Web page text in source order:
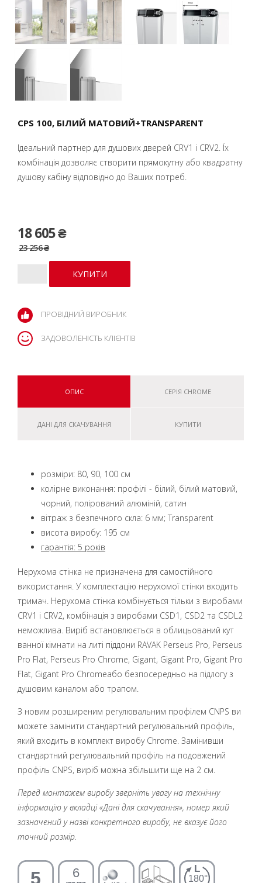
CPS 100, БІЛИЙ МАТОВИЙ+TRANSPARENT
Ідеальний партнер для душових дверей CRV1 і CRV2. Їх
комбінація дозволяє створити прямокутну або квадратну
душову кабіну відповідно до Ваших потреб.
18 605 ₴
23 256 ₴
ПРОВІДНИЙ ВИРОБНИК
ЗАДОВОЛЕНІСТЬ КЛІЄНТІВ
ОПИС СЕРІЯ CHROME
ДАНІ ДЛЯ СКАЧУВАННЯ КУПИТИ
розміри: 80, 90, 100 см
колірне виконання: профілі - білий, білий матовий,
чорний, полірований алюміній, сатин
вітраж з безпечного скла: 6 мм; Transparent
висота виробу: 195 см
гарантія: 5 років
Нерухома стінка не призначена для самостійного
використання. У комплектацію нерухомої стінки входить
тримач. Нерухома стінка комбінується тільки з виробами
CRV1 і CRV2, комбінація з виробами CSD1, CSD2 та CSDL2
неможлива. Виріб встановлюється в облицьований кут
ванної кімнати на литі піддони RAVAK Perseus Pro, Perseus
Pro Flat, Perseus Pro Chrome, Gigant, Gigant Pro, Gigant Pro
Flat, Gigant Pro Chromeабо безпосередньо на підлогу з
душовим каналом або трапом.
З новим розширеним регулювальним профілем CNPS ви
можете замінити стандартний регулювальний профіль,
який входить в комплект виробу Chrome. Замінивши
стандартний регулювальний профіль на подовжений
профіль CNPS, виріб можна збільшити ще на 2 см.
Перед монтажем виробу зверніть увагу на технічну
інформацію у вкладці «Дані для скачування», номер який
зазначений у назві конкретного виробу, не вказує його
точний розмір.